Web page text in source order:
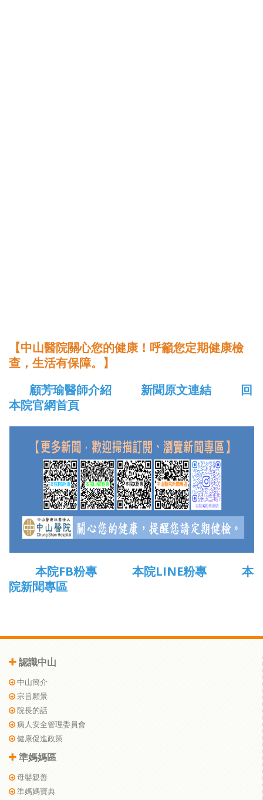
【中山醫院關心您的健康！呼籲您定期健康檢
查，生活有保障。】
顧芳瑜醫師介紹
新聞原文連結
回
本院官網首頁
本院FB粉專 本院LINE粉專
本
院新聞專區
認識中山
中山簡介
宗旨願景
院長的話
病人安全管理委員會
健康促進政策
準媽媽區
母嬰親善
準媽媽寶典